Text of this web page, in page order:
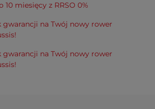
10 miesięcy z RRSO 0%
na Twój nowy rower
na Twój nowy rower